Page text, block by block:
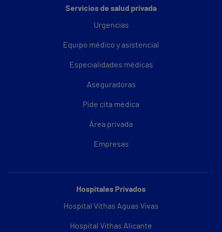
Servicios de salud privada
Urgencias
Equipo médico y asistencial
Especialidades médicas
Aseguradoras
Pide cita médica
Área privada
Empresas
Hospitales Privados
Hospital Vithas Aguas Vivas
Hospital Vithas Alicante